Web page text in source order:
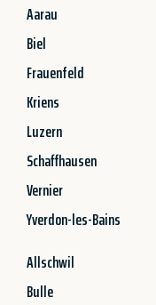
Aarau
Biel
Frauenfeld
Kriens
Luzern
Schaffhausen
Vernier
Yverdon-les-Bains
Allschwil
Bulle